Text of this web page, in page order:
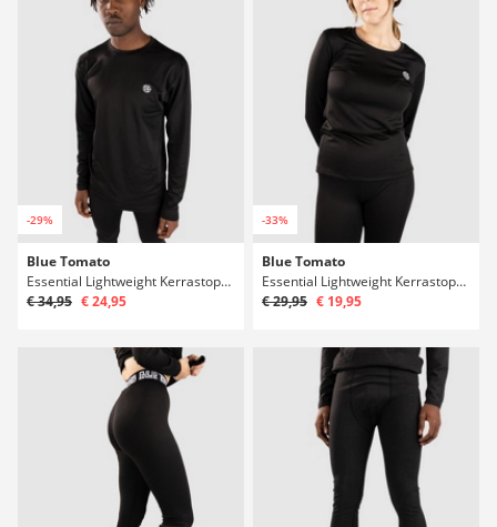
-29%
Blue Tomato
Essential Lightweight Kerrastopaita
€ 34,95 € 24,95
-33%
Blue Tomato
Essential Lightweight Kerrastopaita
€ 29,95 € 19,95